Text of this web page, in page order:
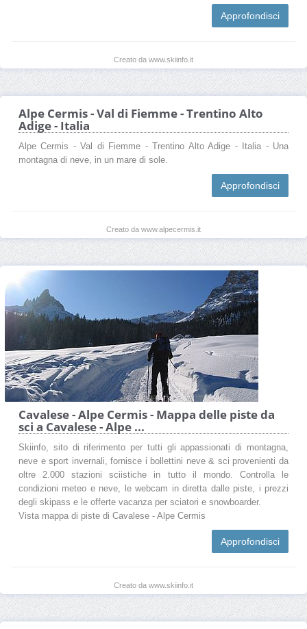
Approfondisci
Creato da www.skiinfo.it
Alpe Cermis - Val di Fiemme - Trentino Alto
Adige - Italia
Alpe Cermis - Val di Fiemme - Trentino Alto Adige - Italia - Una
montagna di neve, in un mare di sole.
Approfondisci
Creato da www.alpecermis.it
Cavalese - Alpe Cermis - Mappa delle piste da
sci a Cavalese - Alpe ...
Skiinfo, sito di riferimento per tutti gli appassionati di montagna,
neve e sport invernali, fornisce i bollettini neve & sci provenienti da
oltre 2.000 stazioni sciistiche in tutto il mondo. Controlla le
condizioni meteo e neve, le webcam in diretta dalle piste, i prezzi
degli skipass e le offerte vacanza per sciatori e snowboarder.
Vista mappa di piste di Cavalese - Alpe Cermis
Approfondisci
Creato da www.skiinfo.it